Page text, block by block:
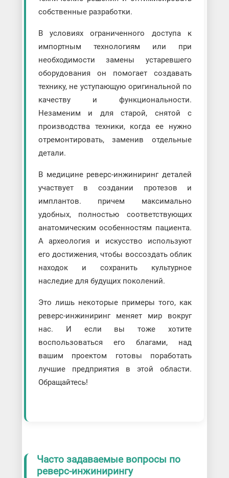
собственные разработки.
В условиях ограниченного доступа к
импортным технологиям или при
необходимости замены устаревшего
оборудования он помогает создавать
технику, не уступающую оригинальной по
качеству и функциональности.
Незаменим и для старой, снятой с
производства техники, когда ее нужно
отремонтировать, заменив отдельные
детали.
В медицине реверс-инжиниринг деталей
участвует в создании протезов и
имплантов. причем максимально
удобных, полностью соответствующих
анатомическим особенностям пациента.
А археология и искусство используют
его достижения, чтобы воссоздать облик
находок и сохранить культурное
наследие для будущих поколений.
Это лишь некоторые примеры того, как
реверс-инжиниринг меняет мир вокруг
нас. И если вы тоже хотите
воспользоваться его благами, над
вашим проектом готовы поработать
лучшие предприятия в этой области.
Обращайтесь!
Часто задаваемые вопросы по
реверс-инжинирингу